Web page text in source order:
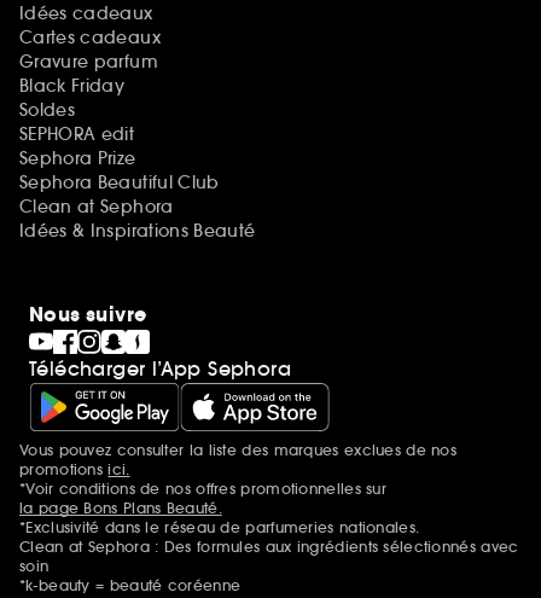
Idées cadeaux
Cartes cadeaux
Gravure parfum
Black Friday
Soldes
SEPHORA edit
Sephora Prize
Sephora Beautiful Club
Clean at Sephora
Idées & Inspirations Beauté
Nous suivre
Télécharger l’App Sephora
Mentions additionnelles
Vous pouvez consulter la liste des marques exclues de nos
promotionsici.
*Voir conditions de nos offres promotionnelles sur
la page Bons Plans Beauté.
*Exclusivité dans le réseau de parfumeries nationales.
Clean at Sephora : Des formules aux ingrédients sélectionnés avec
soin
*k-beauty = beauté coréenne